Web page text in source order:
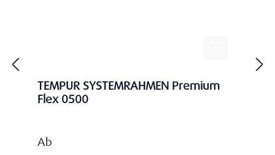
TEMPUR SYSTEMRAHMEN Premium
Flex 0500
Regulärer Preis:
Ab